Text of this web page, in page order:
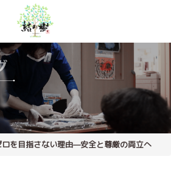
ロを目指さない理由—安全と尊厳の両立へ